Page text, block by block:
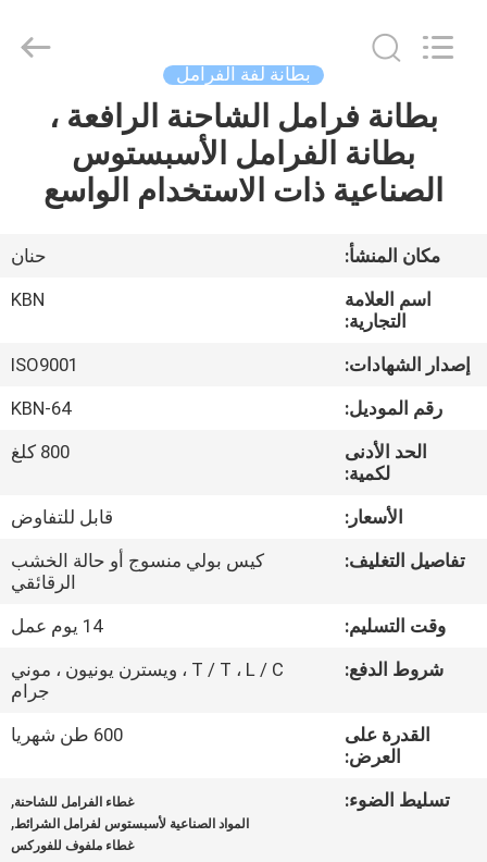
مسكن
منتجات
معلومات
جولة
المعمل
مراقبة
الجودة
اتصل
اطلب
اقتباس
بطانة لفة الفرامل
بطانة فرامل الشاحنة الرافعة ،
بطانة الفرامل الأسبستوس
الصناعية ذات الاستخدام الواسع
مكان المنشأ:
حنان
اسم العلامة
التجارية:
KBN
إصدار الشهادات:
ISO9001
رقم الموديل:
KBN-64
الحد الأدنى
لكمية:
800 كلغ
الأسعار:
قابل للتفاوض
تفاصيل التغليف:
كيس بولي منسوج أو حالة الخشب
الرقائقي
وقت التسليم:
14 يوم عمل
شروط الدفع:
T / T ، L / C ، ويسترن يونيون ، موني
جرام
القدرة على
العرض:
600 طن شهريا
تسليط الضوء: غطاء الفرامل للشاحنة,
المواد الصناعية لأسبستوس لفرامل الشرائط,
غطاء ملفوف للفوركس